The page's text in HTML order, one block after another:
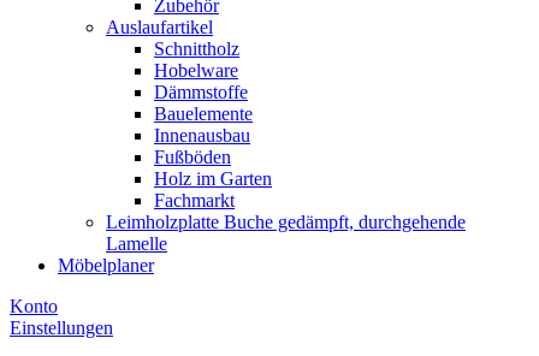
Zubehör
Auslaufartikel
Schnittholz
Hobelware
Dämmstoffe
Bauelemente
Innenausbau
Fußböden
Holz im Garten
Fachmarkt
Leimholzplatte Buche gedämpft, durchgehende
Lamelle
Möbelplaner
Konto
Einstellungen